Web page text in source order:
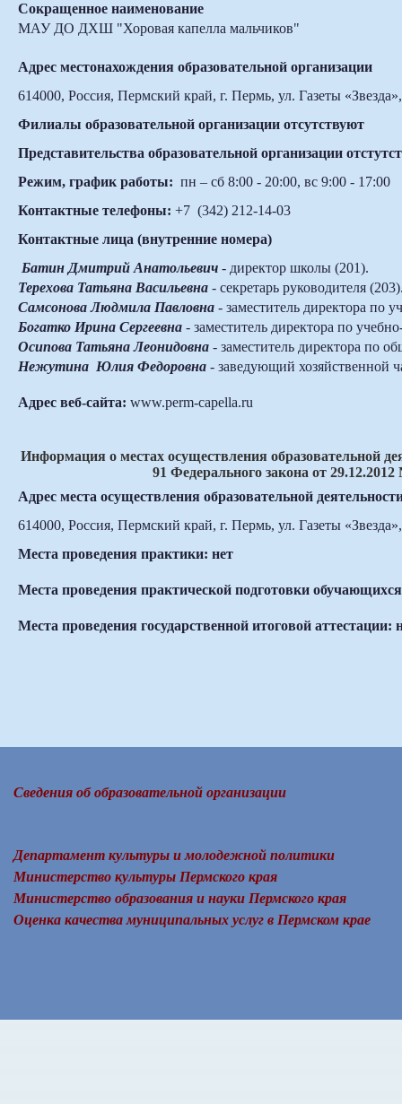
Сокращенное наименование
МАУ ДО ДХШ "Хоровая капелла мальчиков"
Адрес местонахождения образовательной организации
614000, Россия, Пермский край, г. Пермь, ул. Газеты
Филиалы образовательной организации отсутствуют
Представительства образовательной организации
Режим, график работы: пн – cб 8:00 - 20:00, вс 9:00 - 17:00
Контактные телефоны: +7 (342) 212-14-03
Контактные лица (внутренние номера)
Батин Дмитрий Анатольевич - директор школы (201).
Терехова Татьяна Васильевна - секретарь руководителя
Самсонова Людмила Павловна - заместитель директора по
Богатко Ирина Сергеевна - заместитель директора по
Осипова Татьяна Леонидовна - заместитель директора по
Нежутина Юлия Федоровна - заведующий хозяйственной
Адрес веб-сайта: www.perm-capella.ru
Информация о местах осуществления образовательной
91 Федерального закона от
Адрес места осуществления образовательной
614000, Россия, Пермский край, г. Пермь, ул. Газеты
Места проведения практики: нет
Места проведения практической подготовки
Места проведения государственной итоговой аттестации:
Сведения об образовательной организации
Департамент культуры и молодежной политики
Министерство культуры Пермского края
Министерство образования и науки Пермского края
Оценка качества муниципальных услуг в Пермском крае